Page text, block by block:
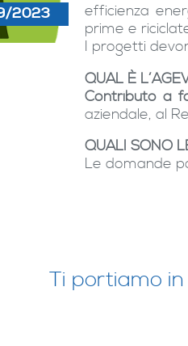
2023
efficienza
prime e
I progetti
QUAL È
Contributo a
aziendale, al
QUALI SONO
Le domande
Ti portiamo